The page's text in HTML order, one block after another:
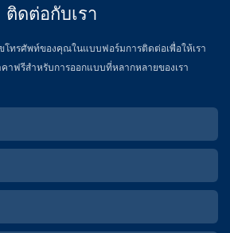
ติดต่อกับเรา
ขโทรศัพท์ของคุณในแบบฟอร์มการติดต่อเพื่อให้เรา
คาฟรีสำหรับการออกแบบที่หลากหลายของเรา